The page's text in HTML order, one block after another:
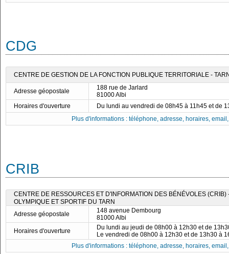
CDG
CENTRE DE GESTION DE LA FONCTION PUBLIQUE TERRITORIALE -
Adresse géopostale
188 rue de Jarlard
81000 Albi
Horaires d'ouverture
Du lundi au vendredi de 08h45 à 11h45 et de
Plus d'informations : téléphone, adresse, horaires,
CRIB
CENTRE DE RESSOURCES ET D'INFORMATION DES BÉNÉVOLES (CRIB)
OLYMPIQUE ET SPORTIF DU TARN
Adresse géopostale
148 avenue Dembourg
81000 Albi
Horaires d'ouverture
Du lundi au jeudi de 08h00 à 12h30 et de
Le vendredi de 08h00 à 12h30 et de 13h30 à
Plus d'informations : téléphone, adresse, horaires,